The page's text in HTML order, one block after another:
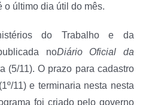
o último dia útil do mês.
do Trabalho e da
noDiário Oficial da
(5/11). O prazo para cadastro
11) e terminaria nesta nesta
foi criado pelo governo